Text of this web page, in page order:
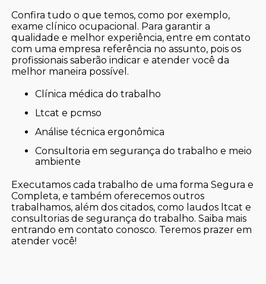
Confira tudo o que temos, como por exemplo,
exame clínico ocupacional. Para garantir a
qualidade e melhor experiência, entre em contato
com uma empresa referência no assunto, pois os
profissionais saberão indicar e atender você da
melhor maneira possível.
clínica médica do trabalho
ltcat e pcmso
análise técnica ergonômica
consultoria em segurança do trabalho e meio
ambiente
Executamos cada trabalho de uma forma Segura e
Completa, e também oferecemos outros
trabalhamos, além dos citados, como laudos ltcat e
consultorias de segurança do trabalho. Saiba mais
entrando em contato conosco. Teremos prazer em
atender você!